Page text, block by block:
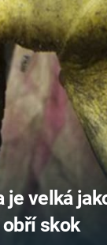
je velká
skok